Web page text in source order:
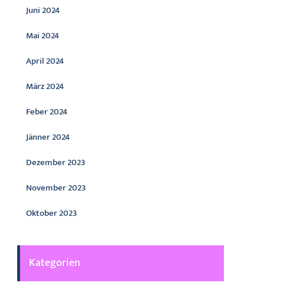
Juni 2024
Mai 2024
April 2024
März 2024
Feber 2024
Jänner 2024
Dezember 2023
November 2023
Oktober 2023
Kategorien